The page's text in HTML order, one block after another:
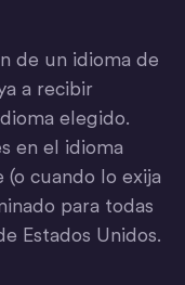
de un idioma de
a recibir
elegido.
en el idioma
(o cuando lo exija
para todas
Estados Unidos.